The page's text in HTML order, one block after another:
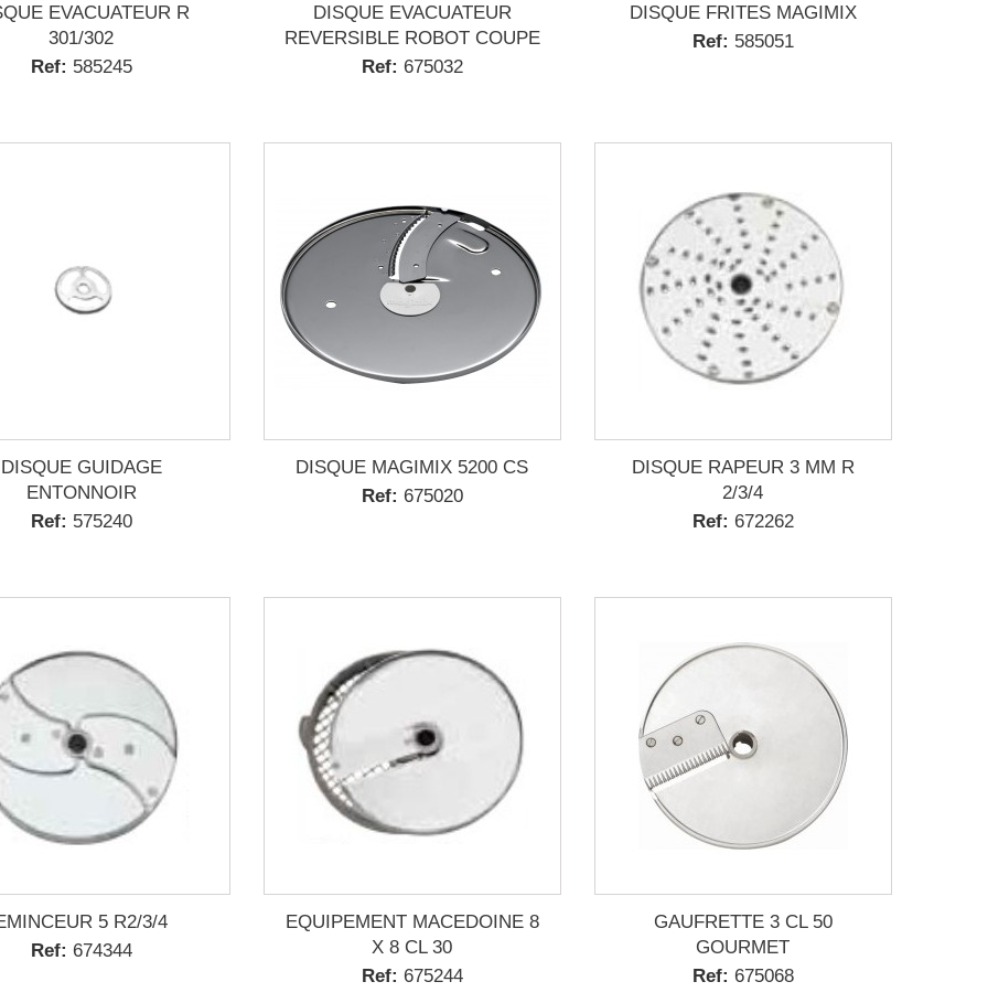
EVACUATEUR R
301/302
Ref: 585245
DISQUE EVACUATEUR
REVERSIBLE ROBOT COUPE
Ref: 675032
DISQUE FRITES MAGIMIX
Ref: 585051
DISQUE GUIDAGE
ENTONNOIR
Ref: 575240
DISQUE MAGIMIX 5200 CS
Ref: 675020
DISQUE RAPEUR 3 MM R
2/3/4
Ref: 672262
5 R2/3/4
Ref: 674344
EQUIPEMENT MACEDOINE 8
X 8 CL 30
Ref: 675244
GAUFRETTE 3 CL 50
GOURMET
Ref: 675068